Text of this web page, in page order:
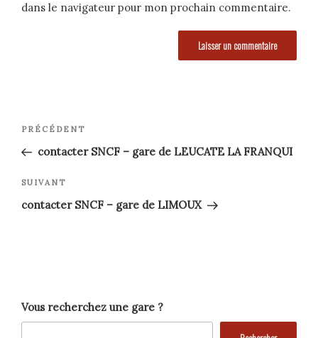
dans le navigateur pour mon prochain commentaire.
Navigation
de
l’article
Article
précédent
PRÉCÉDENT
contacter SNCF – gare de LEUCATE LA FRANQUI
Article
suivant
SUIVANT
contacter SNCF – gare de LIMOUX
Vous recherchez une gare ?